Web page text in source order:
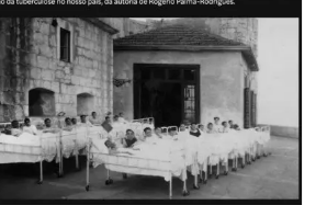
Portugueses
–
Fotobiografia
de
Dom
Duarte